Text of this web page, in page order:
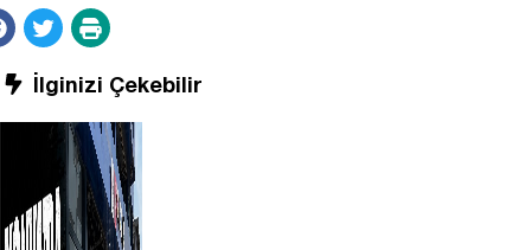
İlginizi Çekebilir